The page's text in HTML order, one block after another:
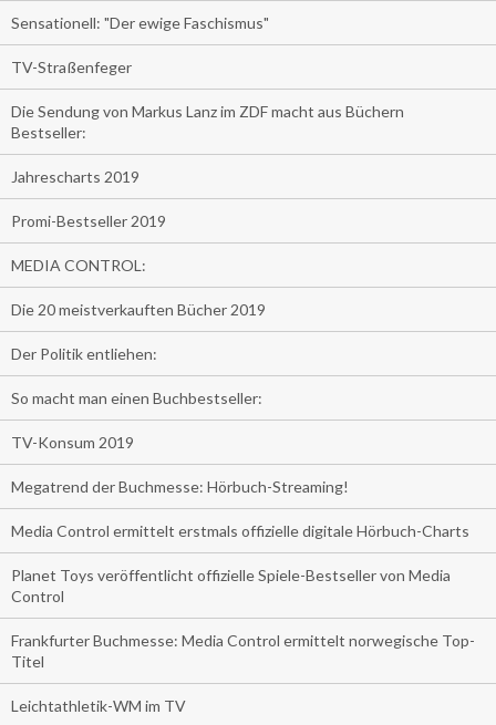
Sensationell: "Der ewige Faschismus"
TV-Straßenfeger
Die Sendung von Markus Lanz im ZDF macht aus Büchern
Bestseller:
Jahrescharts 2019
Promi-Bestseller 2019
MEDIA CONTROL:
Die 20 meistverkauften Bücher 2019
Der Politik entliehen:
So macht man einen Buchbestseller:
TV-Konsum 2019
Megatrend der Buchmesse: Hörbuch-Streaming!
Media Control ermittelt erstmals offizielle digitale Hörbuch-Charts
Planet Toys veröffentlicht offizielle Spiele-Bestseller von Media
Control
Frankfurter Buchmesse: Media Control ermittelt norwegische Top-
Titel
Leichtathletik-WM im TV